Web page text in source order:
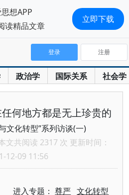
政治学 国际关系 社会学
登录 注册
何地方都是无上珍贵的
化转型”系列访谈(一)
文共阅读 2317 次 更新时间：
12-09 11:56
进入专题：尊严 文化转型
想APP
读精品文章
立即下载